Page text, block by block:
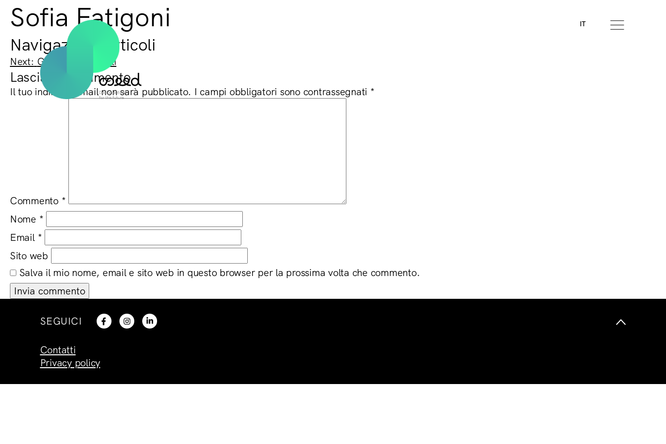
IT
Sofia Fatigoni
Navigazione articoli
Next: Gianluca Falcinelli
Lascia un commento
Il tuo indirizzo email non sarà pubblicato. I campi obbligatori sono contrassegnati *
Commento *
Nome *
Email *
Sito web
Salva il mio nome, email e sito web in questo browser per la prossima volta che commento.
SEGUICI
Contatti
Privacy policy